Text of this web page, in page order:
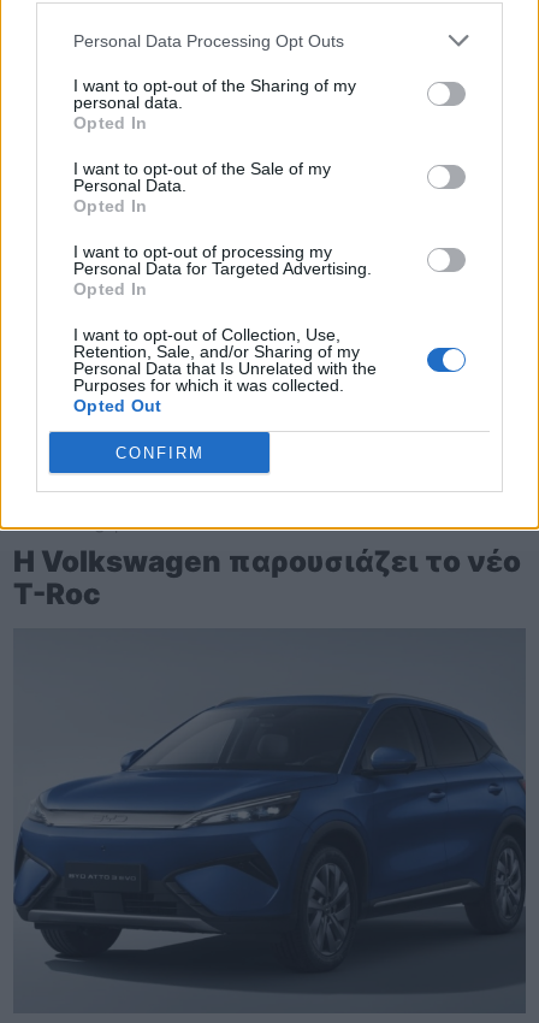
Personal Data Processing Opt Outs
I want to opt-out of the Sharing of my
personal data.
Opted In
I want to opt-out of the Sale of my
Personal Data.
Opted In
I want to opt-out of processing my
Personal Data for Targeted Advertising.
Opted In
I want to opt-out of Collection, Use,
Retention, Sale, and/or Sharing of my
Personal Data that Is Unrelated with the
Purposes for which it was collected.
Opted Out
CONFIRM
Δοκιμάζουμε το οικογενειακό
ηλεκτρικό Omoda 5
TheCars.gr|16/02/2026 20:00
Η Volkswagen παρουσιάζει το νέο
T-Roc